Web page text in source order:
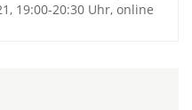
19:00-20:30 Uhr, online